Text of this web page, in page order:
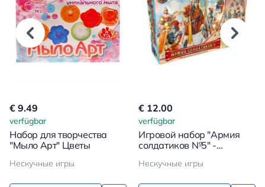
€ 9.49
verfügbar
Набор для творчества
"Мыло Арт" Цветы
Нескучные игры
€ 12.00
verfügbar
Игровой набор "Армия
солдатиков №5" -
Нескучные игры